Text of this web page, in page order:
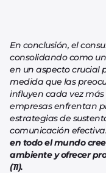
En conclusión, el
consolidando como
en un aspecto crucial
medida que las
influyen cada vez
empresas enfrentan
estrategias de
comunicación
en todo el mundo
ambiente y ofrecer
(11).